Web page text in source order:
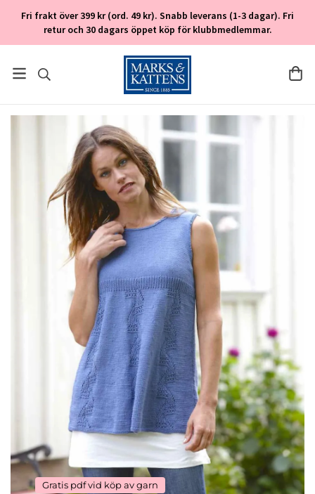
Fri frakt över 399 kr (ord. 49 kr). Snabb leverans (1-3 dagar). Fri
retur och 30 dagars öppet köp för klubbmedlemmar.
Gratis pdf vid köp av garn